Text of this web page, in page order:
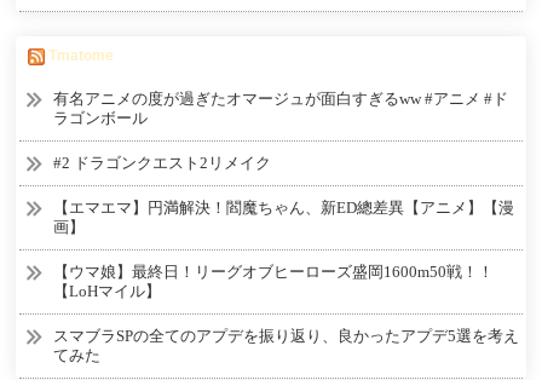
Tmatome
有名アニメの度が過ぎたオマージュが面白すぎるww #アニメ #ド
ラゴンボール
#2 ドラゴンクエスト2リメイク
【エマエマ】円満解決！閻魔ちゃん、新ED總差異【アニメ】【漫
画】
【ウマ娘】最終日！リーグオブヒーローズ盛岡1600m50戦！！
【LoHマイル】
スマブラSPの全てのアプデを振り返り、良かったアプデ5選を考え
てみた